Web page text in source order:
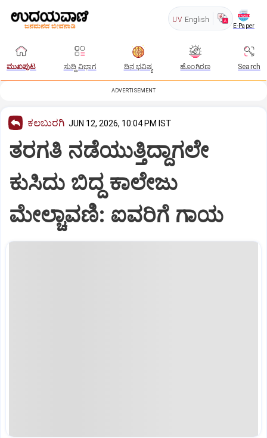
UV English
E-Paper
ಮುಖಪುಟ ಸುದ್ದಿ ವಿಭಾಗ ದಿನ ಭವಿಷ್ಯ ಹೊಂಗಿರಣ Search
ADVERTISEMENT
ಕಲಬುರಗಿ JUN 12, 2026, 10:04 PM IST
ತರಗತಿ ನಡೆಯುತ್ತಿದ್ದಾಗಲೇ
ಕುಸಿದು ಬಿದ್ದ ಕಾಲೇಜು
ಮೇಲ್ಚಾವಣಿ: ಐವರಿಗೆ ಗಾಯ